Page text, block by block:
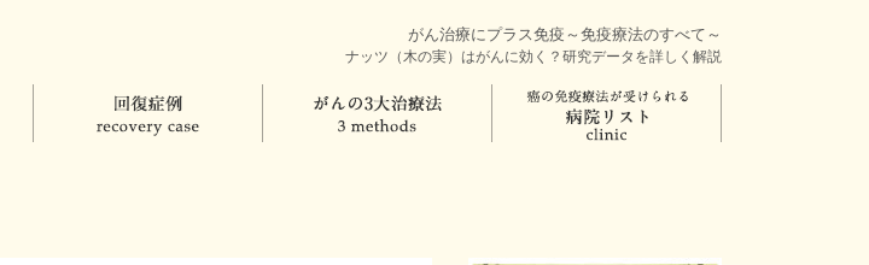
がん治療にプラス免疫～免疫療法のすべて～
ナッツ（木の実）はがんに効く？研究データを詳しく解説